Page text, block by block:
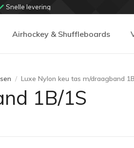
Snelle levering
Airhockey & Shuffleboards
Luxe Nylon keu tas m/draagband
1B/1S